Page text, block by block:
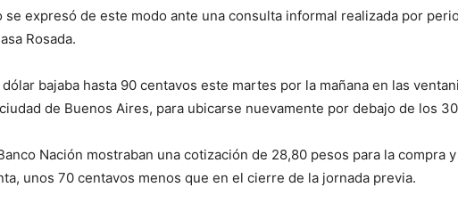
se expresó de este modo ante una consulta informal realizada por
Rosada.
bajaba hasta 90 centavos este martes por la mañana en las
de Buenos Aires, para ubicarse nuevamente por debajo de los
Nación mostraban una cotización de 28,80 pesos para la compra
unos 70 centavos menos que en el cierre de la jornada previa.